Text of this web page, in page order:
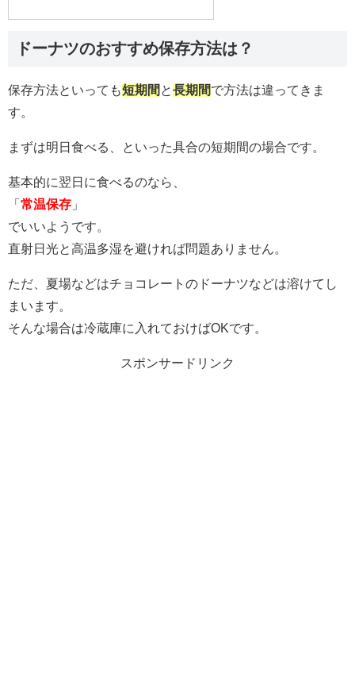
ドーナツのおすすめ保存方法は？
保存方法といっても短期間 と長期間で方法は違ってきま
す。
まずは明日食べる、といった具合の短期間の場合です。
基本的に翌日に食べるのなら、
「 常温保存 」
でいいようです。
直射日光と高温多湿を避ければ問題ありません。
ただ、夏場などはチョコレートのドーナツなどは溶けてし
まいます。
そんな場合は冷蔵庫に入れておけばOKです。
スポンサードリンク